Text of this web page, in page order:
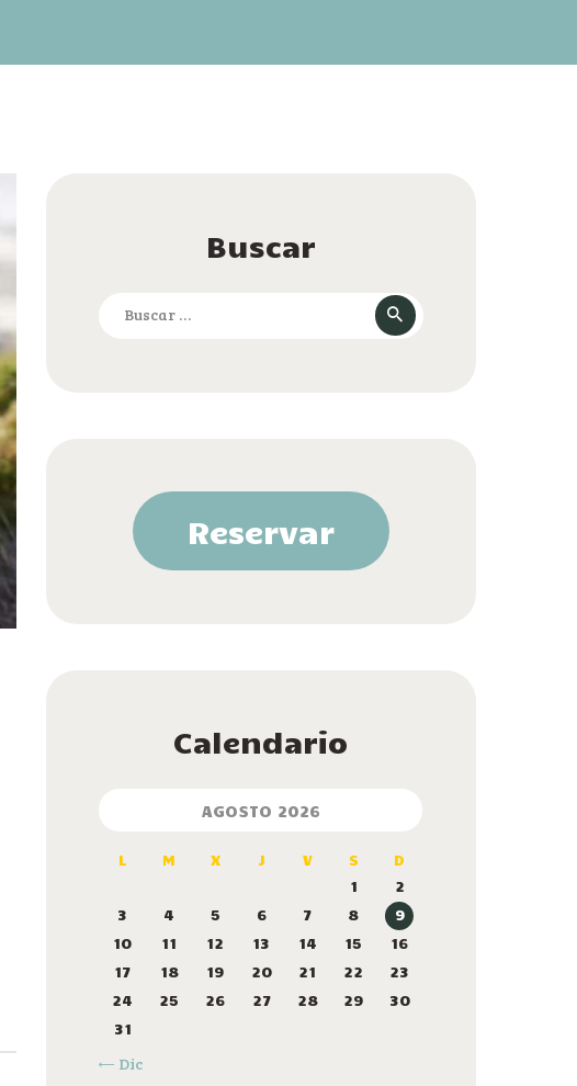
Buscar
Reservar
Calendario
AGOSTO 2026
L M X J V S
D
1
2
3
4 5 6 7 8
9
10
11 12 13 14 15
16
17
18 19 20 21 22
23
24
25 26 27 28 29
30
31
« Dic